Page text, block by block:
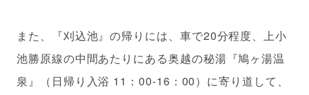
また、『刈込池』の帰りには、車で20分程度、上小
池勝原線の中間あたりにある奥越の秘湯『鳩ヶ湯温
泉』（日帰り入浴 11：00-16：00）に寄り道して、